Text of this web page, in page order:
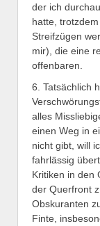
der ich
hatte,
Streifzügen
mir), die eine
offenbaren.
6. Tatsächlich
alles
einen Weg in
nicht gibt, will
fahrlässig
Kritiken in den
der Querfront
Obskuranten
Finte,